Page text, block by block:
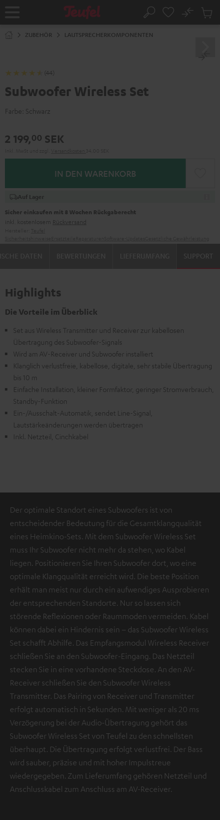
Startseite Suche
No
ZUBEHÖR LAUTSPRECHERKOMPONENTEN
(44)
Subwoofer Wireless Set
Farbe: Schwarz
2 199,00 SEK
IN DEN WARENKORB
Auf Lager
Sicher einkaufen mit 8 Wochen Rückgaberecht
inkl. kostenlosem Rückversand
SUPPORT
Highlights
Die Vorteile im Überblick
Set aus Wireless Transmitter und Receiver zur kabellosen
Übertragung des Subwoofer-Signals
Wird am AV-Receiver und Subwoofer installiert
Klanglich verlustfreie, kabellose, digitale, sehr stabile Übertragung
bis 10 m
Einfache Installation, kleiner Formfaktor, geringer Stromverbrauch,
Standby-Funktion
Ein-/Ausschalt-Automatik, sendet Line-Signal,
Lautstärkeänderungen werden übertragen
Inkl. Netzteil, Cinchkabel
Der optimale Standort eines Subwoofers ist von
entscheidender Bedeutung für die Gesamtklangqualität
eines Heimkino-Sets. Mit dem Subwoofer Wireless Set
muss Ihr Subwoofer nicht mehr da stehen, wo Kabel
liegen. Positionieren Sie Ihren Subwoofer dort, wo eine
optimale Klangqualität erreicht wird. Die beste Position
erhält man meist nur durch ein aufwendiges Ausprobieren
der entsprechenden Standorte. Nur so lassen sich
störende Reflexionen oder Raummoden vermeiden. Kabel
können dabei ein Hindernis sein – das Subwoofer Wireless
Set schafft Abhilfe. Das Empfangsmodul Wireless Receiver
schließen Sie an den Subwoofer-Eingang. Das Netzteil
stecken Sie in eine vorhandene Steckdose. An den AV-
Receiver schließen Sie den Subwoofer Wireless
Transmitter. Das Pairing von Receiver und Transmitter
erfolgt automatisch in Sekunden. Mit weniger als 20 ms
Verzögerung bei der Audio-Übertragung gehört das
Subwoofer Wireless Set von Teufel zu den schnellsten
überhaupt. Die Übertragung erfolgt verlustfrei. Der Bass
wird sauber, präzise und mit hoher Impulstreue
wiedergegeben. Zum Lieferumfang gehören Netzteil und
Anschlusskabel zum Anschluss am AV-Receiver.